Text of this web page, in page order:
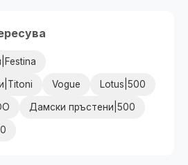
Vogue Lotus|500
Дамски пръстени|500